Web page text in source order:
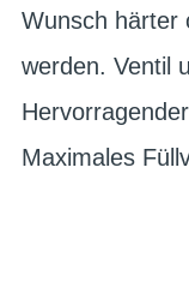
Wunsch härter
werden. Ventil
Maximales